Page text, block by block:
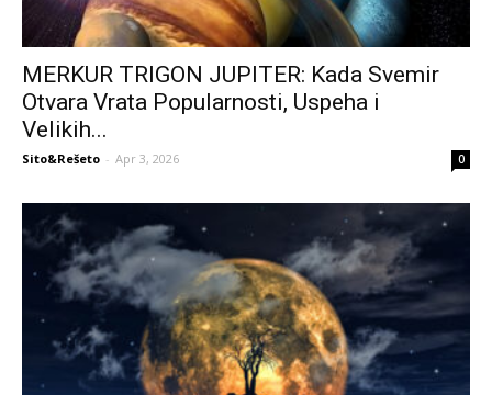
MERKUR TRIGON JUPITER: Kada Svemir
Otvara Vrata Popularnosti, Uspeha i
Velikih...
Sito&Rešeto - Apr 3, 2026 0